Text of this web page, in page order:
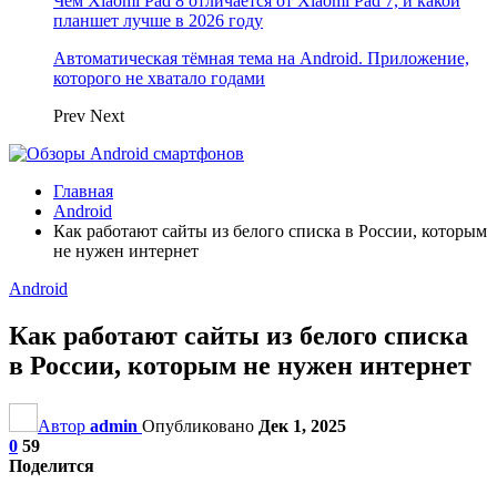
планшет лучше в 2026 году
Автоматическая тёмная тема на Android. Приложение,
которого не хватало годами
Prev Next
Главная
Android
Как работают сайты из белого списка в России, которым
не нужен интернет
Android
Как работают сайты из белого списка
в России, которым не нужен интернет
Автор admin Опубликовано Дек 1, 2025
0 59
Поделится